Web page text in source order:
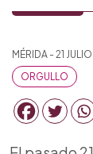
MÉRIDA - 21
ORGULLO